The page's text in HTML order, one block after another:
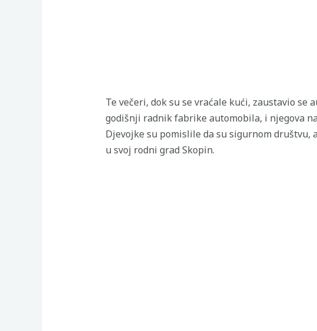
Te večeri, dok su se vraćale kući, zaustavio
godišnji radnik fabrike automobila, i njegova
Djevojke su pomislile da su sigurnom društvu,
u svoj rodni grad Skopin.